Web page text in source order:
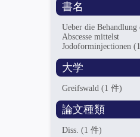
書名
Ueber die Behandlung
Abscesse mittelst
Jodoforminjectionen
大学
Greifswald(1 件)
論文種類
Diss.(1 件)